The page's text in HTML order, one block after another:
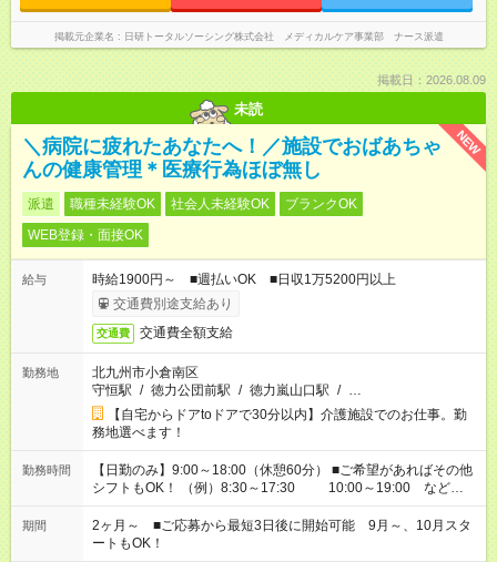
掲載元企業名 日研トータルソーシング株式会社 メディカルケア事業部 ナース派遣
掲載日：2026.08.09
未読
NEW
＼病院に疲れたあなたへ！／施設でおばあちゃ
んの健康管理＊医療行為ほぼ無し
派遣 職種未経験OK 社会人未経験OK
ブランクOK
WEB登録・面接OK
給与
時給1900円～ ■週払いOK ■日収1万5200円以上
交通費別途支給あり
交通費 交通費全額支給
勤務地
北九州市小倉南区
守恒駅 / 徳力公団前駅 / 徳力嵐山口駅 / …
【自宅からドアtoドアで30分以内】介護施設でのお仕事。勤
務地選べます！
勤務時間
【日勤のみ】9:00～18:00（休憩60分） ■ご希望があればその他
シフトもOK！ （例）8:30～17:30 10:00～19:00 など
「家族とお休みを合わせたい」 「できれば残業はしたくない」
など、あなたのご希望に沿ったお仕事をご紹介します！ ※Wワ
ーク希望の方へ 今ご覧のお仕事で希望する勤務時間と、もう1つ
のお仕事の勤務時間。 合計で週40時間を超える場合は応募でき
期間
2ヶ月～ ■ご応募から最短3日後に開始可能 9月～、10月スタ
ートもOK！